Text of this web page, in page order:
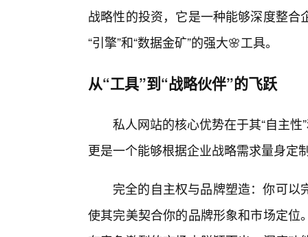
战略性的投资，它是一种能够深度整
“引擎”和“数据金矿”的强大🌸工具。
从“工具”到“战略伙伴”的飞跃
私人网站的核心优势在于其“自主
更是一个能够根据企业战略需求量身定
完全的自主权与品牌塑造：你可
使其完美契合你的品牌形象和市场定